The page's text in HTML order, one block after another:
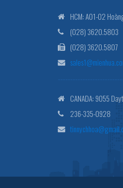
HCM: A01-02
(028) 3620.5803
(028) 3620.5807
CANADA: 9055
236-335-0928